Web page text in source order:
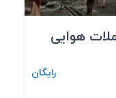
هوایی
رایگان